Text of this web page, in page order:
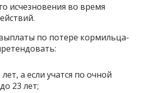
исчезновения во время
по потере кормильца-
а если учатся по очной
23 лет;